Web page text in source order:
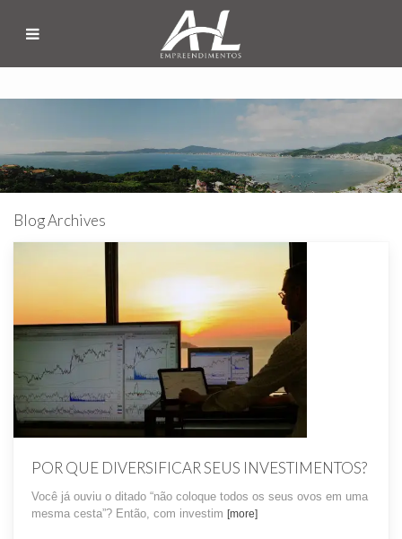
Blog Archives
POR QUE DIVERSIFICAR SEUS INVESTIMENTOS?
Você já ouviu o ditado “não coloque todos os seus ovos em uma
mesma cesta”? Então, com investim [more]